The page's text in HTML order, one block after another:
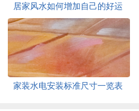
居家风水如何增加自己的好运
家装水电安装标准尺寸一览表